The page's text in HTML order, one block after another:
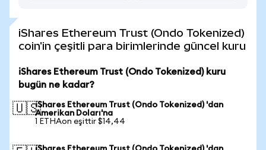
iShares Ethereum Trust (Ondo Tokenized)
coin'in çeşitli para birimlerinde güncel kuru
iShares Ethereum Trust (Ondo Tokenized) kuru
bugün ne kadar?
🇺🇸iShares Ethereum Trust (Ondo Tokenized) 'dan
Amerikan Doları'na
1 ETHAon eşittir $14,44